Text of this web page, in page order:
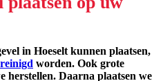
in Hoeselt kunnen plaatsen,
worden. Ook grote
herstellen. Daarna plaatsen we